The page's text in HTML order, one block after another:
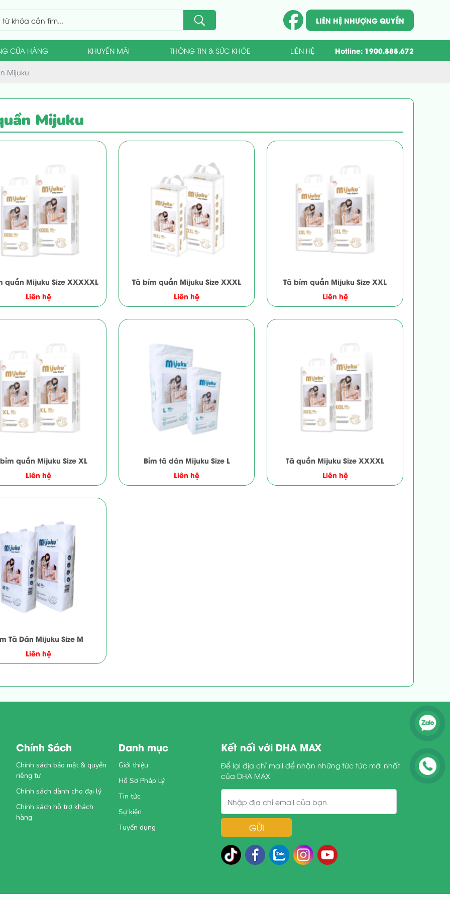
LIÊN HỆ NHƯỢNG QUYỀN
CỬA HÀNG KHUYẾN MÃI THÔNG TIN & SỨC KHỎE LIÊN HỆ Hotline: 1900.888.672
Mijuku
Mijuku
quần Mijuku Size XXXXXL
Liên hệ
Tã bỉm quần Mijuku Size XXXL
Liên hệ
Tã bỉm quần Mijuku Size XXL
Liên hệ
quần Mijuku Size XL
Liên hệ
Bỉm tã dán Mijuku Size L
Liên hệ
Tã quần Mijuku Size XXXXL
Liên hệ
Tã Dán Mijuku Size M
Liên hệ
Chính Sách
Chính sách bảo mật & quyền
riêng tư
Chính sách dành cho đại lý
Chính sách hỗ trợ khách
hàng
Danh mục
Giới thiệu
Hồ Sơ Pháp Lý
Tin tức
Sự kiện
Tuyển dụng
Kết nối với DHA MAX
Để lại địa chỉ mail để nhận những tức tức mới nhất
của DHA MAX
GỬI